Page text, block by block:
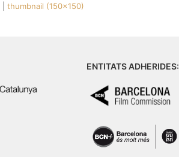
thumbnail (150x150)
ENTITATS ADHERIDES: